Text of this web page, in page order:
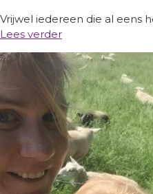
Vrijwel iedereen die al eens
Lees verder